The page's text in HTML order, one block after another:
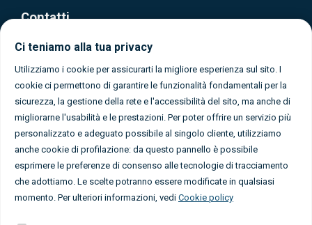
Contatti
Via Olona, 37 - Gallarate (Varese)
0331 1080365
info@caigallarate.it
Seguici sui social
Ci teniamo alla tua privacy
Utilizziamo i cookie per assicurarti la migliore esperienza sul sito. I
cookie ci permettono di garantire le funzionalità fondamentali per la
sicurezza, la gestione della rete e l'accessibilità del sito, ma anche di
migliorarne l'usabilità e le prestazioni. Per poter offrire un servizio più
personalizzato e adeguato possibile al singolo cliente, utilizziamo
anche cookie di profilazione: da questo pannello è possibile
esprimere le preferenze di consenso alle tecnologie di tracciamento
che adottiamo. Le scelte potranno essere modificate in qualsiasi
momento. Per ulteriori informazioni, vedi Cookie policy